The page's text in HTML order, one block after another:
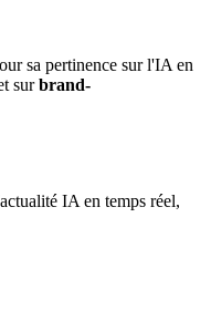
sa pertinence sur l'IA en
surbrand-
IA en temps réel,